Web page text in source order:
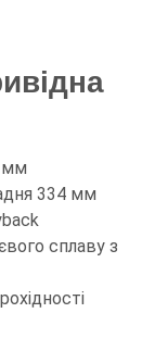
мм
334 мм
сплаву з